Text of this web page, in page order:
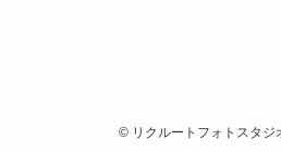
©リクルートフォトスタジ